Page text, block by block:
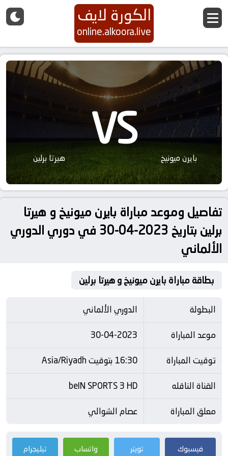
الكورة لايف
online.alkoora.live
بايرن ميونيخ VS هيرتا برلين
تفاصيل وموعد مباراة بايرن ميونيخ و هيرتا
برلين بتاريخ 2023-04-30 في دوري الدوري
الألماني
بطاقة مباراة بايرن ميونيخ و هيرتا برلين
البطولة
الدوري الألماني
موعد المباراة
30-04-2023
توقيت المباراة
16:30 بتوقيت Asia/Riyadh
القناة الناقله
beIN SPORTS 3 HD
معلق المباراة
عصام الشوالي
فيسبوك تويتر واتساب تيليجرام